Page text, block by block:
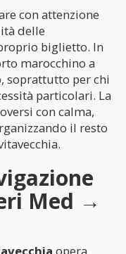
con attenzione
delle
biglietto. In
marocchino a
soprattutto per chi
particolari. La
con calma,
il resto
Med →
opera